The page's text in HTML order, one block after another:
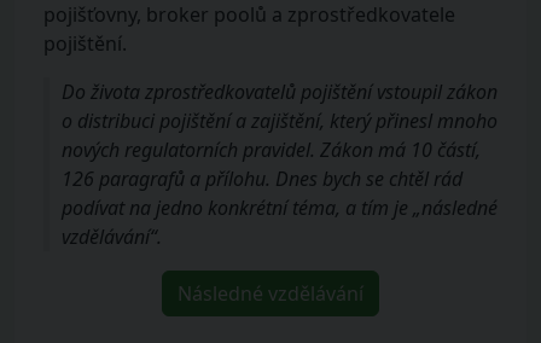
pojišťovny, broker poolů a zprostředkovatele
pojištění.
Do života zprostředkovatelů pojištění vstoupil zákon
o distribuci pojištění a zajištění, který přinesl mnoho
nových regulatorních pravidel. Zákon má 10 částí,
126 paragrafů a přílohu. Dnes bych se chtěl rád
podívat na jedno konkrétní téma, a tím je „následné
vzdělávání“.
Následné vzdělávání